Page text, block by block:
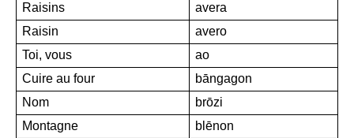
Raisins
avera
Raisin
avero
Toi, vous
ao
Cuire au four
bāngagon
Nom
brōzi
Montagne
blēnon